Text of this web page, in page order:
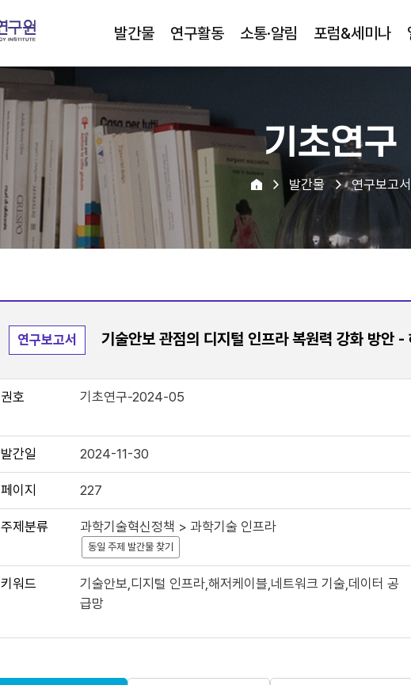
발간물 연구활동 소통·알림 포럼&세미나
기초연구
발간물 연구보고서
과학기술정책연구원 연구자료 이용에 항상 감사드립니다.
이용하시는 자료는 연구기관의 소중한 연구성과물로 저작권 및 이용조건
주시기 바랍니다.
자료 다운로드를 위해 하단의 자료이용 동의서 및 사용목적 등에 응답 부
답변하신 내용은 과학기술정책연구원 연구성과물 활용 현황 및 서비스 분
연구보고서 기술안보 관점의 디지털 인프라 복원력 강화 방안
권호 기초연구-2024-05
발간일 2024-11-30
페이지 227
주제분류 과학기술혁신정책 > 과학기술 인프라
동일 주제 발간물 찾기
키워드
기술안보,디지털 인프라,해저케이블,네트워크 기술,데이터 공
급망